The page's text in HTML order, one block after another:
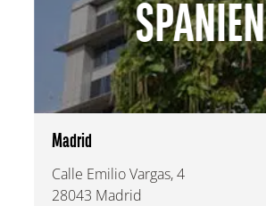
SPANIEN
Madrid
Calle Emilio Vargas, 4
28043 Madrid